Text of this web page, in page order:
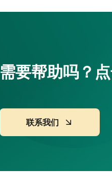
需要帮助吗？
联系我们